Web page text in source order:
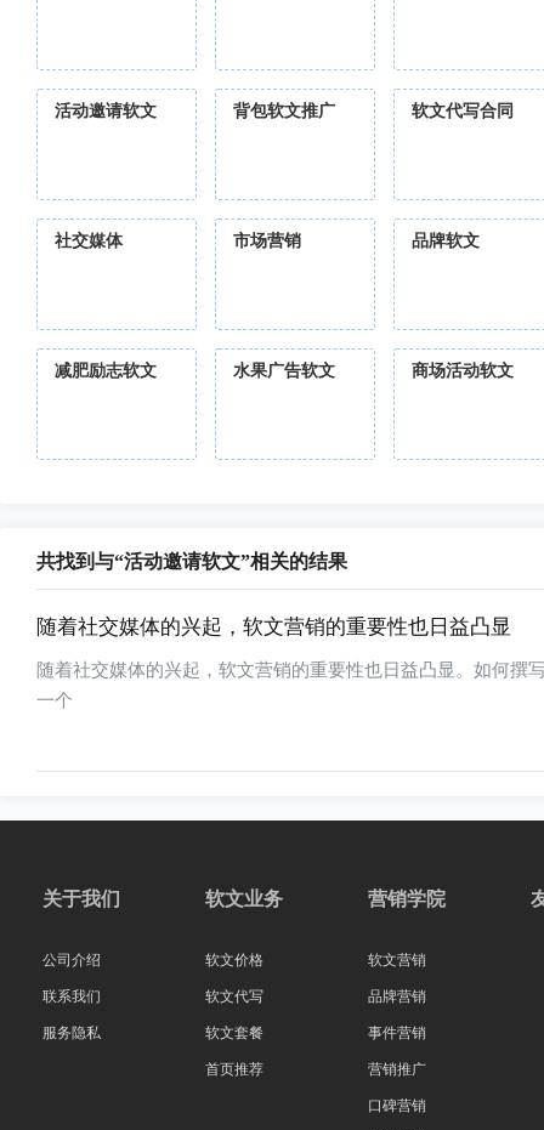
活动邀请软文 背包软文推广 软文代写合同
社交媒体 市场营销 品牌软文
减肥励志软文 水果广告软文 商场活动软文
共找到与“活动邀请软文”相关的结果
随着社交媒体的兴起，软文营销的重要性也日益凸显
随着社交媒体的兴起，软文营销的重要性也日益凸显。如何
一个
关于我们
公司介绍
联系我们
服务隐私
软文业务
软文价格
软文代写
软文套餐
首页推荐
营销学院
软文营销
品牌营销
事件营销
营销推广
口碑营销